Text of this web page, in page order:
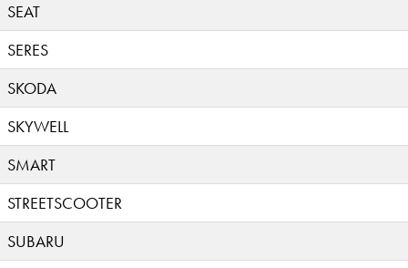
SEAT
SERES
SKODA
SKYWELL
SMART
STREETSCOOTER
SUBARU